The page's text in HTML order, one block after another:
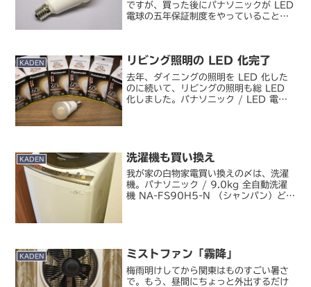
ですが、買った後にパナソニックが LED
電球の五年保証制度をやっていることに
KADEN リビング照明の LED 化完了
去年、ダイニングの照明を LED 化した
のに続いて、リビングの照明も総 LED
化しました。パナソニック / LED 電球
KADEN 洗濯機も買い換え
我が家の白物家電買い換えの〆は、洗濯
機。パナソニック / 9.0kg 全自動洗濯
機 NA-FS90H5-N （シャンパン）どー
KADEN ミストファン「霧降」
梅雨明けしてから関東はものすごい暑さ
で。もう、昼間にちょっと外出するだけ